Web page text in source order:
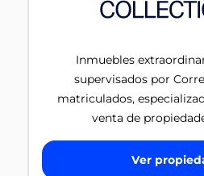
Inmuebles
supervisados por
matriculados,
venta de
Ver